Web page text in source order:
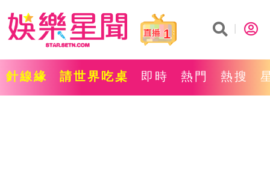
1
針線緣 請世界吃桌 即時 熱門 熱搜